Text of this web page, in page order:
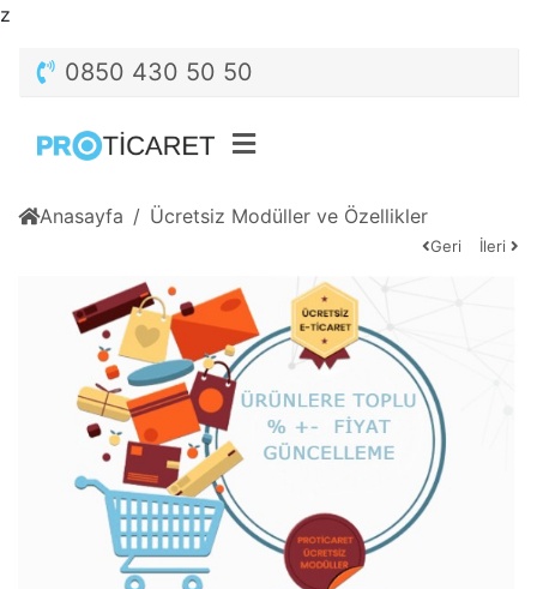
z
0850 430 50 50
Anasayfa Ücretsiz Modüller ve Özellikler
Geri İleri